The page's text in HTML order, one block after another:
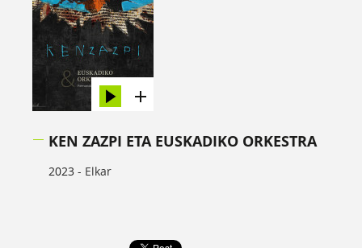
KEN ZAZPI ETA EUSKADIKO ORKESTRA
2023 - Elkar